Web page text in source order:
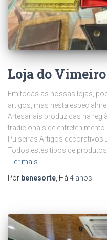
Loja do Vimeiro
Em todas as nossas lojas,
artigos, mas nesta
Artesanais produzidas na
tradicionais de
Pulseiras Artigos decorativos
Todos estes tipos de
Ler mais…
Por benesorte , Há 4 anos